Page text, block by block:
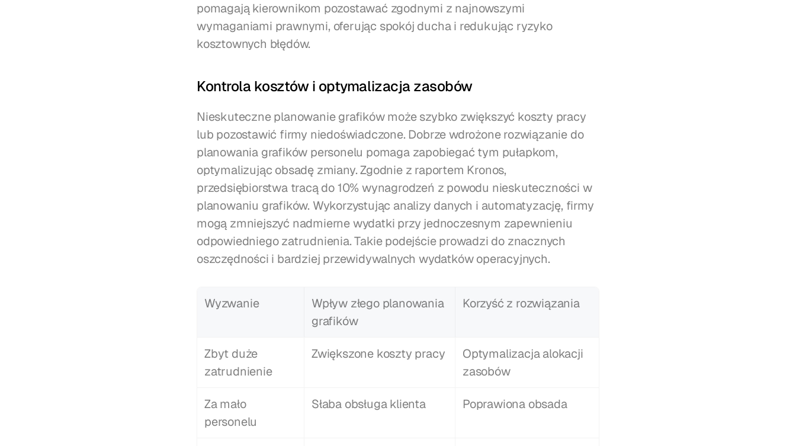
pomagają kierownikom pozostawać zgodnymi z najnowszymi
wymaganiami prawnymi, oferując spokój ducha i redukując ryzyko
kosztownych błędów.
Kontrola kosztów i optymalizacja zasobów
Nieskuteczne planowanie grafików może szybko zwiększyć koszty pracy
lub pozostawić firmy niedoświadczone. Dobrze wdrożone rozwiązanie do
planowania grafików personelu pomaga zapobiegać tym pułapkom,
optymalizując obsadę zmiany. Zgodnie z raportem Kronos,
przedsiębiorstwa tracą do 10% wynagrodzeń z powodu nieskuteczności w
planowaniu grafików. Wykorzystując analizy danych i automatyzację, firmy
mogą zmniejszyć nadmierne wydatki przy jednoczesnym zapewnieniu
odpowiedniego zatrudnienia. Takie podejście prowadzi do znacznych
oszczędności i bardziej przewidywalnych wydatków operacyjnych.
Wyzwanie
Wpływ złego planowania
grafików
Korzyść z rozwiązania
Zbyt duże
zatrudnienie
Zwiększone koszty pracy
Optymalizacja alokacji
zasobów
Za mało
personelu
Słaba obsługa klienta Poprawiona obsada